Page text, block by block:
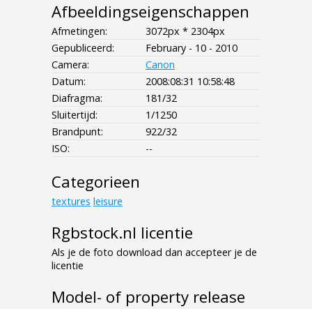
Afbeeldingseigenschappen
Afmetingen:
3072px * 2304px
Gepubliceerd:
February - 10 - 2010
Camera:
Canon
Datum:
2008:08:31 10:58:48
Diafragma:
181/32
Sluitertijd:
1/1250
Brandpunt:
922/32
ISO:
--
Categorieen
textures leisure
Rgbstock.nl licentie
Als je de foto download dan accepteer je de
licentie
Model- of property release